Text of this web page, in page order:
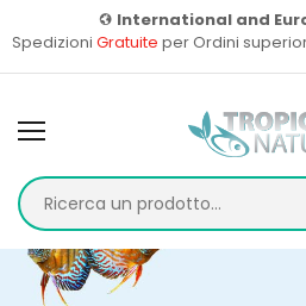
International and
Spedizioni Gratuite per Ordini
Home